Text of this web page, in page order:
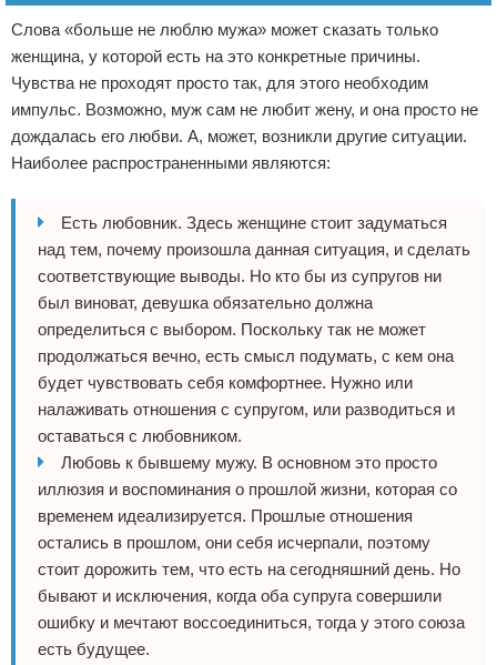
Слова «больше не люблю мужа» может сказать только
женщина, у которой есть на это конкретные причины.
Чувства не проходят просто так, для этого необходим
импульс. Возможно, муж сам не любит жену, и она просто не
дождалась его любви. А, может, возникли другие ситуации.
Наиболее распространенными являются:
Есть любовник. Здесь женщине стоит задуматься
над тем, почему произошла данная ситуация, и сделать
соответствующие выводы. Но кто бы из супругов ни
был виноват, девушка обязательно должна
определиться с выбором. Поскольку так не может
продолжаться вечно, есть смысл подумать, с кем она
будет чувствовать себя комфортнее. Нужно или
налаживать отношения с супругом, или разводиться и
оставаться с любовником.
Любовь к бывшему мужу. В основном это просто
иллюзия и воспоминания о прошлой жизни, которая со
временем идеализируется. Прошлые отношения
остались в прошлом, они себя исчерпали, поэтому
стоит дорожить тем, что есть на сегодняшний день. Но
бывают и исключения, когда оба супруга совершили
ошибку и мечтают воссоединиться, тогда у этого союза
есть будущее.